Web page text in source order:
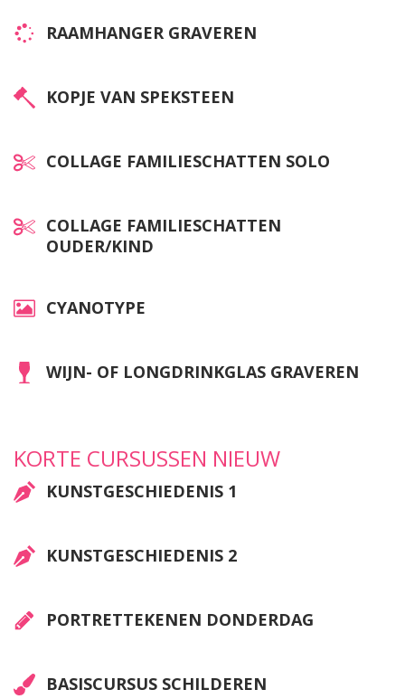
RAAMHANGER GRAVEREN
KOPJE VAN SPEKSTEEN
COLLAGE FAMILIESCHATTEN SOLO
COLLAGE FAMILIESCHATTEN
OUDER/KIND
CYANOTYPE
WIJN- OF LONGDRINKGLAS GRAVEREN
KORTE CURSUSSEN NIEUW
KUNSTGESCHIEDENIS 1
KUNSTGESCHIEDENIS 2
PORTRETTEKENEN DONDERDAG
BASISCURSUS SCHILDEREN